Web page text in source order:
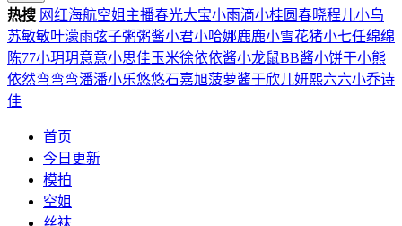
热搜 网红海航空姐 主播春光大宝小雨滴小桂圆春晓程儿小乌
苏敏敏叶濛雨弦子粥粥酱小君小哈娜鹿鹿小雪花猪小七任绵绵
陈77小玥玥意意小思佳玉米徐依依酱小龙鼠BB酱小饼干小熊
依然弯弯弯潘潘小乐悠悠石嘉旭菠萝酱于欣儿妍熙六六小乔诗
佳
首页
今日更新
模拍
空姐
丝袜